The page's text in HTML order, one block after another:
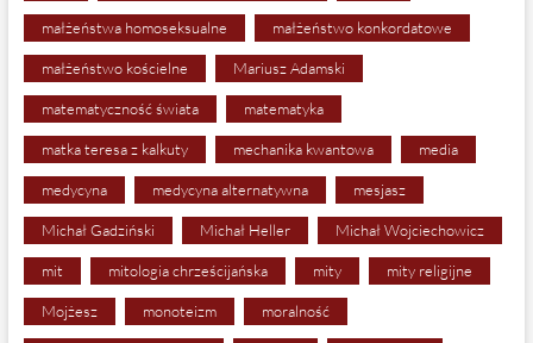
małżeństwa homoseksualne małżeństwo konkordatowe
małżeństwo kościelne Mariusz Adamski
matematyczność świata matematyka
matka teresa z kalkuty mechanika kwantowa media
medycyna medycyna alternatywna mesjasz
Michał Gadziński Michał Heller Michał Wojciechowicz
mit mitologia chrześcijańska mity mity religijne
Mojżesz monoteizm moralność